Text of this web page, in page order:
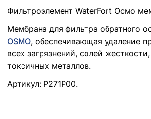
Фильтроэлемент WaterFort Осмо
Мембрана для фильтра обратного
OSMO, обеспечивающая удаление
всех загрязнений, солей
токсичных металлов.
Артикул: Р271Р00.